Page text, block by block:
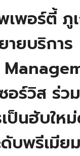
พอร์ตี้ ภู
ยบริการ
อร์วิส ร่
ป็นฮับให
บพรีเมียม